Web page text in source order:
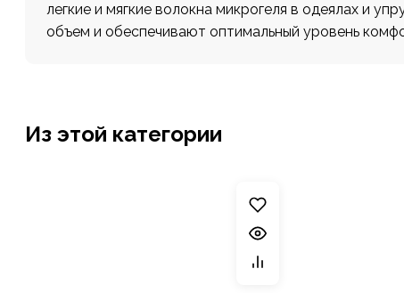
легкие и мягкие волокна микрогеля в одеялах и
объем и обеспечивают оптимальный уровень
Из этой категории